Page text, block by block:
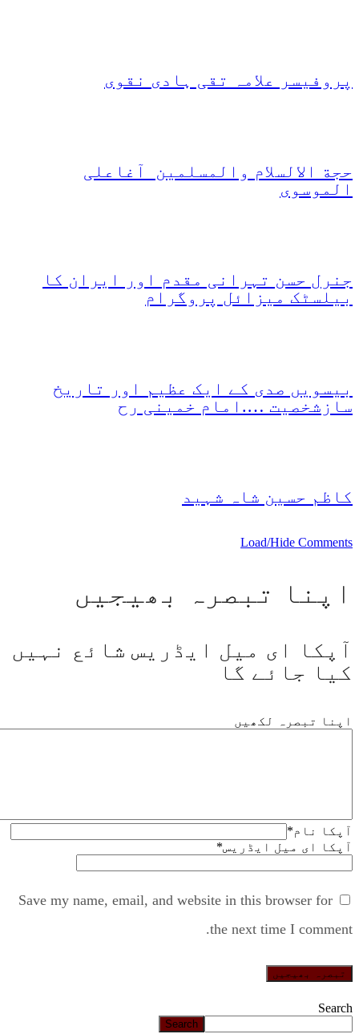
پروفیسر علامہ تقی ہادی نقوی
حجة الالسلام والمسلمین آغاعلی
الموسوی
جنرل حسن تہرانی مقدم اور ایران کا
بیلسٹک میزائل پروگرام
بیسویں صدی کے ایک عظیم اور تاریخ
سازشخصیت ….امام خمینی رح
کاظم حسین شاہ شہید
Load/Hide Comments
اپنا تبصرہ بھیجیں
آپکا ای میل ایڈریس شائع نہیں
کیا جائے گا
اپنا تبصرہ لکھیں
آپکا نام*
آپکا ای میل ایڈریس*
Save my name, email, and website in this browser for
the next time I comment.
Search
Search